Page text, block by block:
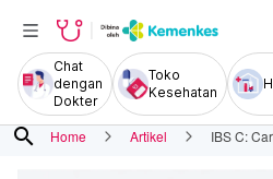
Chat
dengan
Dokter
Toko
Kesehatan
search Home Artikel IBS C: